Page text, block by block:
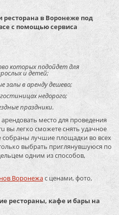
ресторана в Воронеже под
с помощью сервиса
которых подойдет для
и детей;
залы в аренду дешево;
недорого;
праздники.
место для проведения
вы легко сможете снять удачное
лучшие площадки во всех
выбрать приглянувшуюся по
одним из способов,
Воронежас ценами, фото,
рестораны, кафе и бары на